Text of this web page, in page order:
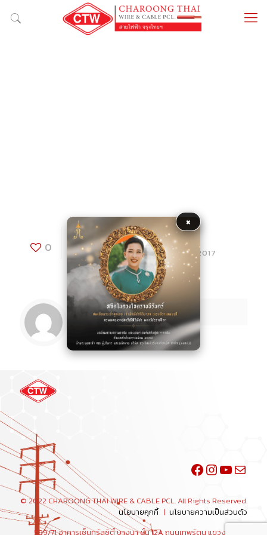
0
chiva som
Published by
at 24/08/2017
Facebook
Mail
© 2022 CHAROONG THAI WIRE & CABLE PCL. All Rights Reserved.
นโยบายคุกกี้ | นโยบายความเป็นส่วนตัว
589/71 อาคารเซ็นทรัลซิตี้ บางนา ชั้น 12A ถนนเทพรัตน แขวงบางนา
×